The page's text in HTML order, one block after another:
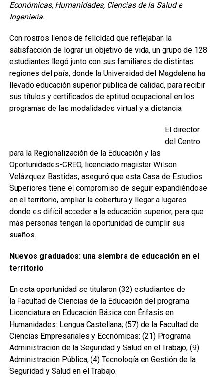
Económicas, Humanidades, Ciencias de la Salud e
Ingeniería.
Con rostros llenos de felicidad que reflejaban la
satisfacción de lograr un objetivo de vida, un grupo de 128
estudiantes llegó junto con sus familiares de distintas
regiones del país, donde la Universidad del Magdalena ha
llevado educación superior pública de calidad, para recibir
sus títulos y certificados de aptitud ocupacional en los
programas de las modalidades virtual y a distancia.
El director
del Centro
para la Regionalización de la Educación y las
Oportunidades-CREO, licenciado magister Wilson
Velázquez Bastidas, aseguró que esta Casa de Estudios
Superiores tiene el compromiso de seguir expandiéndose
en el territorio, ampliar la cobertura y llegar a lugares
donde es difícil acceder a la educación superior, para que
más personas tengan la oportunidad de cumplir sus
sueños.
Nuevos graduados: una siembra de educación en el
territorio
En esta oportunidad se titularon (32) estudiantes de
la Facultad de Ciencias de la Educación del programa
Licenciatura en Educación Básica con Énfasis en
Humanidades: Lengua Castellana; (57) de la Facultad de
Ciencias Empresariales y Económicas: (21) Programa
Administración de la Seguridad y Salud en el Trabajo, (9)
Administración Pública, (4) Tecnología en Gestión de la
Seguridad y Salud en el Trabajo.